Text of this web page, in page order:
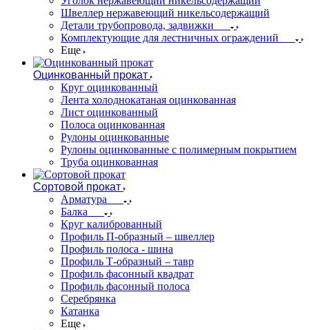
Швеллер нержавеющий никельсодержащий
Детали трубопровода, задвижки
Комплектующие для лестничных ограждений
Еще
Оцинкованный прокат
Круг оцинкованный
Лента холоднокатаная оцинкованная
Лист оцинкованный
Полоса оцинкованная
Рулоны оцинкованные
Рулоны оцинкованные с полимерным покрытием
Труба оцинкованная
Сортовой прокат
Арматура
Балка
Круг калиброванный
Профиль П-образный – швеллер
Профиль полоса - шина
Профиль Т-образный – тавр
Профиль фасонный квадрат
Профиль фасонный полоса
Серебрянка
Катанка
Еще